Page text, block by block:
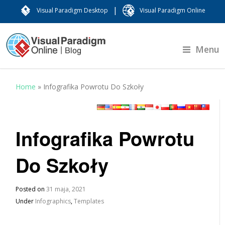
Visual Paradigm Desktop | Visual Paradigm Online
Menu
Home » Infografika Powrotu Do Szkoły
Infografika Powrotu
Do Szkoły
Posted on31 maja, 2021
Under Infographics,Templates